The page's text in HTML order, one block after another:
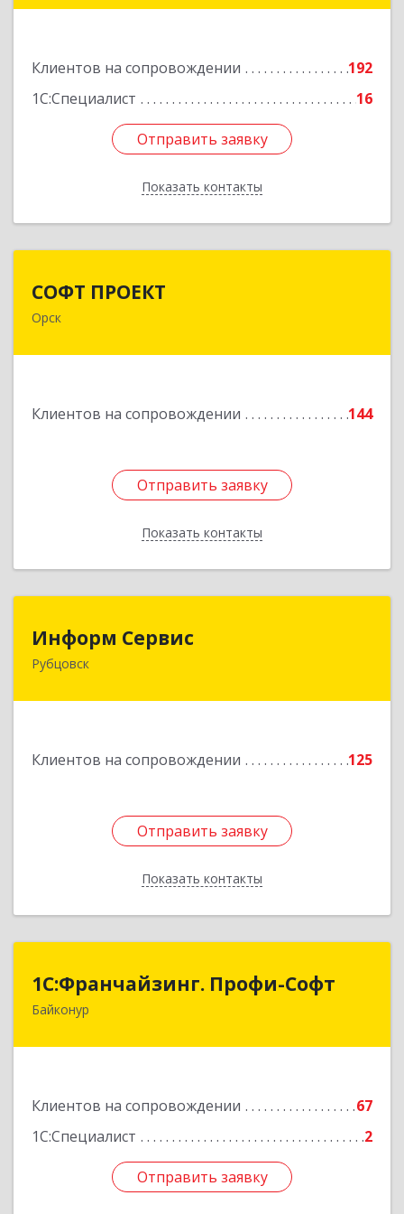
Клиентов на сопровождении
192
1С:Специалист
16
Отправить заявку
Показать контакты
Подробнее
Отправить заявку
Назад
СОФТ ПРОЕКТ
Орск
Клиентов на сопровождении 144
Отправить заявку
Показать контакты
Отправить заявку
Назад
Информ Сервис
Рубцовск
Клиентов на сопровождении 125
Отправить заявку
Показать контакты
658204, Алтайский край, Рубцовск г, Алтайская
Отправить заявку
Назад
1С:Франчайзинг. Профи-Софт
Байконур
Клиентов на сопровождении
67
1С:Специалист
2
Отправить заявку
1С:Франчайзинг. Профи-Софт
468320, Байконур г, Ленина ул, дом № 10,
Отправить заявку